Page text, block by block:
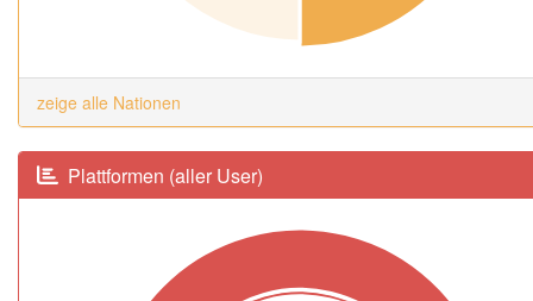
zeige alle Nationen
Plattformen (aller User)